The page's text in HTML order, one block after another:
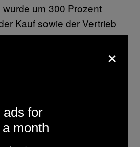
um 300 Prozent
Kauf sowie der Vertrieb
im Jahr 2014 um 25
Laut Olga
Mitarbeiterin der
Foundation,
ungeschützten
zur hauptsächlichen
des Virus in der
×
ads for
month